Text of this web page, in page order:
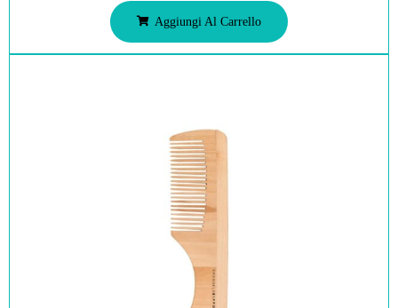
Aggiungi Al Carrello